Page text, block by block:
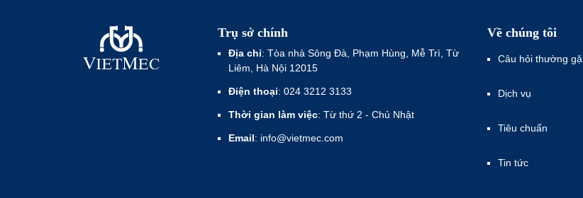
Trụ sở chính
Địa chỉ: Tòa nhà Sông Đà, Phạm Hùng, Mễ Trì, Từ
Liêm, Hà Nội 12015
Điện thoại: 024 3212 3133
Thời gian làm việc: Từ thứ 2 - Chủ Nhật
Email: info@vietmec.com
Về chúng tôi
Câu hỏi thường
Dịch vụ
Tiêu chuẩn
Tin tức